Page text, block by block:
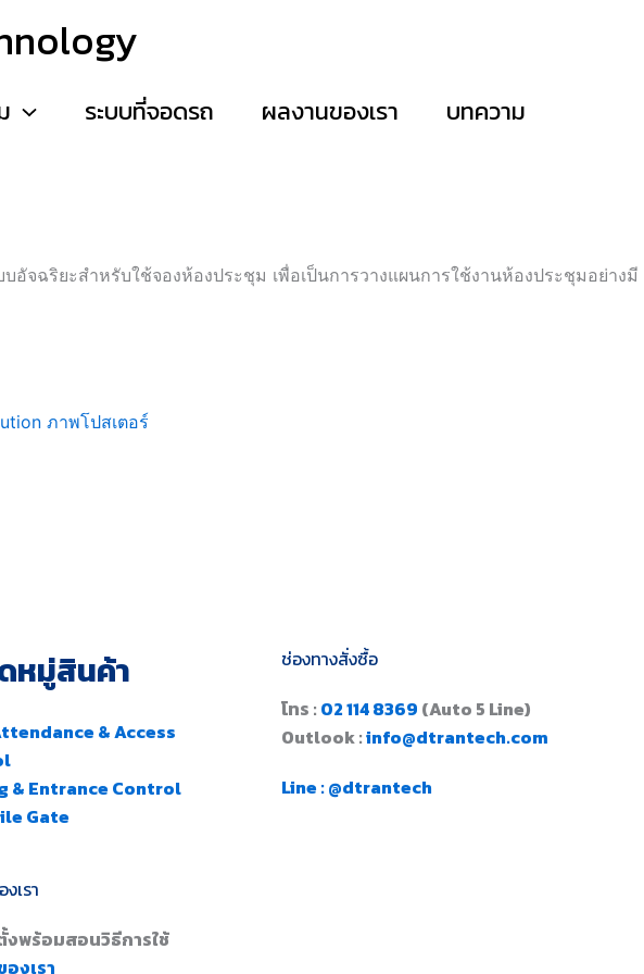
ระบบที่จอดรถ ผลงานของเรา
บทความ
บอัจฉริยะสำหรับใช้จองห้องประชุม เพื่อเป็นการวางแผนการใช้งานห้องประชุมอย่างมี
หมู่สินค้า
& Access
& Entrance Control
Gate
เรา
งพร้อมสอนวิธีการใช้
งเรา
ช่องทางสั่งซื้อ
โทร : 02 114 8369 (Auto 5 Line)
Outlook :info@dtrantech.com
Line : @dtrantech